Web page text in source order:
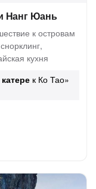
Нанг Юань
к островам
кухня
катере к Ко Тао»